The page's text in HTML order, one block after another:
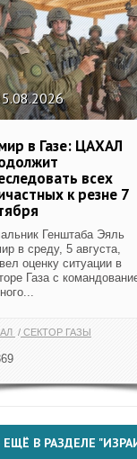
в Газе: ЦАХАЛ
всех
к резне 7
Генштаба Эяль
в среду, 5 августа,
оценку ситуации в
Газа с
СЕКТОР ГАЗЫ
В РАЗДЕЛЕ